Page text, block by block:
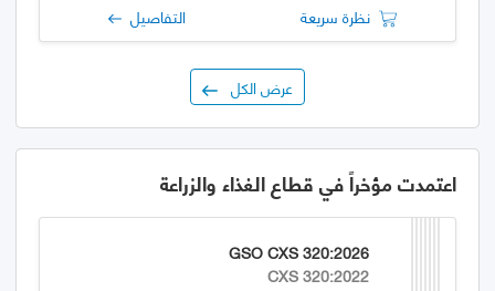
نظرة سريعة التفاصيل
عرض الكل
اعتمدت مؤخراً في قطاع الغذاء والزراعة
GSO CXS 320:2026
CXS 320:2022